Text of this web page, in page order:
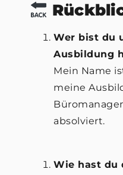
Wer bist du
Ausbildung
Mein Name
meine
absolviert.
Wie hast du